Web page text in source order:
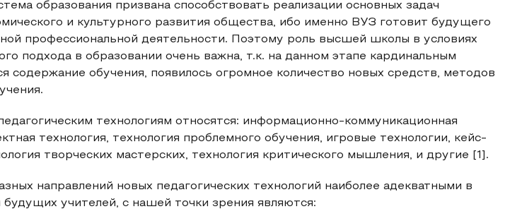
образования призвана способствовать реализации основных задач
и культурного развития общества, ибо именно ВУЗ готовит будущего
профессиональной деятельности. Поэтому роль высшей школы в условиях
подхода в образовании очень важна, т.к. на данном этапе кардинальным
содержание обучения, появилось огромное количество новых средств, методов
технологиям относятся: информационно-коммуникационная
технология, технология проблемного обучения, игровые технологии, кейс-
творческих мастерских, технология критического мышления, и другие [1].
направлений новых педагогических технологий наиболее адекватными в
будущих учителей, с нашей точки зрения являются: